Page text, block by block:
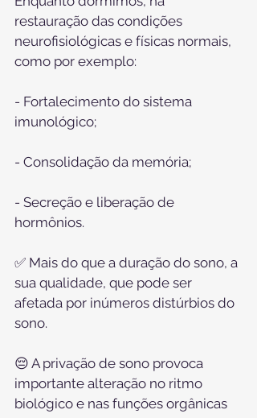
restauração das condições
neurofisiológicas e físicas normais,
como por exemplo:
- Fortalecimento do sistema
imunológico;
- Consolidação da memória;
- Secreção e liberação de
hormônios.
✅ Mais do que a duração do sono, a
sua qualidade, que pode ser
afetada por inúmeros distúrbios do
sono.
😔 A privação de sono provoca
importante alteração no ritmo
biológico e nas funções orgânicas